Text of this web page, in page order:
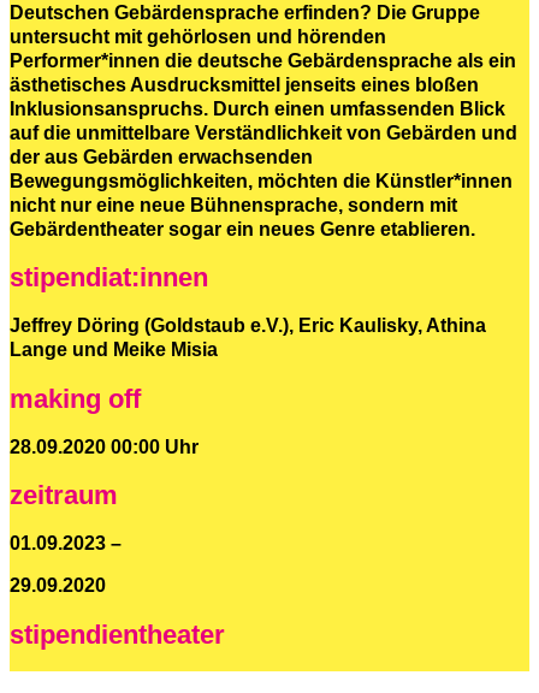
Deutschen Gebärdensprache erfinden? Die Gruppe
untersucht mit gehörlosen und hörenden
Performer*innen die deutsche Gebärdensprache als ein
ästhetisches Ausdrucksmittel jenseits eines bloßen
Inklusionsanspruchs. Durch einen umfassenden Blick
auf die unmittelbare Verständlichkeit von Gebärden und
der aus Gebärden erwachsenden
Bewegungsmöglichkeiten, möchten die Künstler*innen
nicht nur eine neue Bühnensprache, sondern mit
Gebärdentheater sogar ein neues Genre etablieren.
stipendiat:innen
Jeffrey Döring (Goldstaub e.V.), Eric Kaulisky, Athina
Lange und Meike Misia
making off
28.09.2020 00:00 Uhr
zeitraum
01.09.2023 –
29.09.2020
stipendientheater